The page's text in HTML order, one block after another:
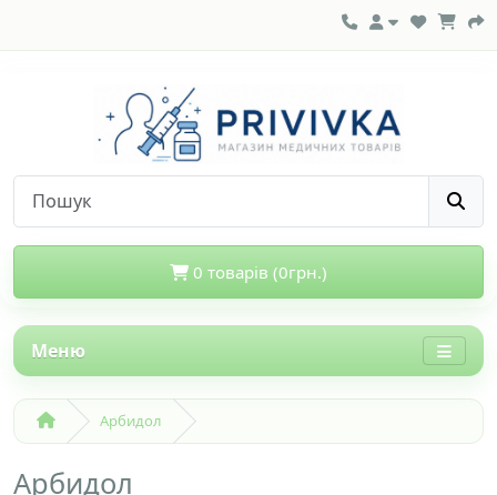
0 товарів (0грн.)
Меню
Арбидол
Арбидол